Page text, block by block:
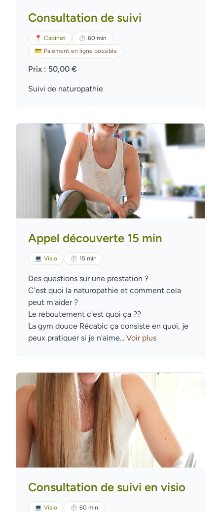
Consultation de suivi
📍 Cabinet ⏱ 60 min
💳 Paiement en ligne possible
Prix : 50,00 €
Suivi de naturopathie
Appel découverte 15 min
💻 Visio ⏱ 15 min
Des questions sur une prestation ?
C'est quoi la naturopathie et comment cela
peut m'aider ?
Le reboutement c'est quoi ça ??
La gym douce Récabic ça consiste en quoi, je
peux pratiquer si je n'aime... Voir plus
Consultation de suivi en visio
💻 Visio ⏱ 60 min